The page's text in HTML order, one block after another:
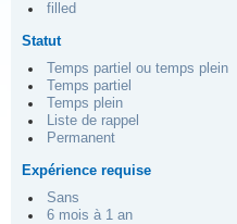
filled
Statut
Temps partiel ou temps plein
Temps partiel
Temps plein
Liste de rappel
Permanent
Expérience requise
Sans
6 mois à 1 an